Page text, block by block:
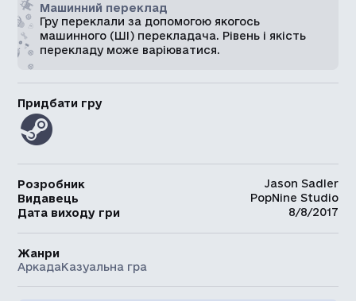
Машинний переклад
Гру переклали за допомогою якогось
машинного (ШІ) перекладача. Рівень і якість
перекладу може варіюватися.
Придбати гру
Розробник
Jason Sadler
Видавець
PopNine Studio
Дата виходу гри
8/8/2017
Жанри
АркадаКазуальна гра